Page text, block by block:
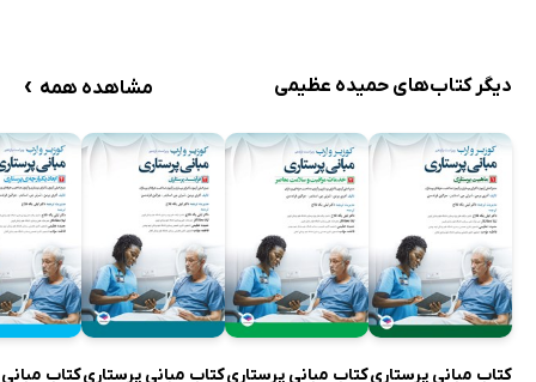
دیگر کتاب‌های حمیده عظیمی مشاهده همه ›
کتاب مبانی پرستاریکتاب مبانی پرستاریکتاب مبانی پرستاریکتاب